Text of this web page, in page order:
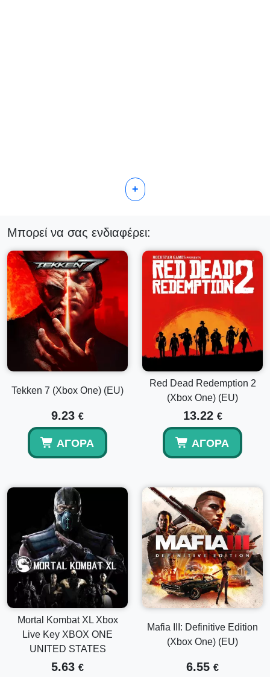
+
Μπορεί να σας ενδιαφέρει:
Tekken 7 (Xbox One) (EU)
9.23 €
ΑΓΟΡΆ
Red Dead Redemption 2
(Xbox One) (EU)
13.22 €
ΑΓΟΡΆ
Mortal Kombat XL Xbox
Live Key XBOX ONE
UNITED STATES
5.63 €
Mafia III: Definitive Edition
(Xbox One) (EU)
6.55 €